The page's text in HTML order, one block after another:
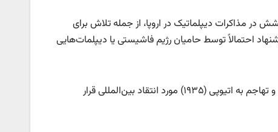
رهبر فاشیست ایتالیا، در سال ۱۹۳۵ به دلیل نقشش در مذاکرات دیپلماتیک در اروپا، از جمله تلاش برای
احتمالاً توسط حامیان رژیم فاشیستی یا دیپلمات‌هایی
جزئیات تاریخی: موسولینی در این دوره به دلیل سیاست‌های سرکوبگرانه داخلی و تهاجم به اتیوپی (۱۹۳۵) مورد انتقاد بین‌المللی قرار